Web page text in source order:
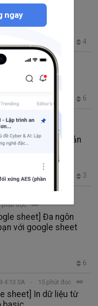
từ Slack vào
4
CH 3 phút đọc
backend -_-
6
đọc
vô cùng đơn giản
google_driver
3
phút đọc
sheet] Đa ngôn
với google sheet
6
4:13 SA 15 phút đọc
sheet] In dữ liệu từ
ngay